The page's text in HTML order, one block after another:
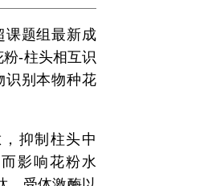
课题组最新成
-柱头相互识
识别本物种花
抑制柱头中
影响花粉水